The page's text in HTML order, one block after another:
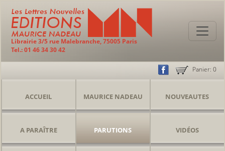
Librairie 3/5 rue Malebranche, 75005 Paris
Tel.: 01 46 34 30 42
Panier: 0
ACCUEIL MAURICE NADEAU NOUVEAUTES
A PARAÎTRE PARUTIONS VIDÉOS